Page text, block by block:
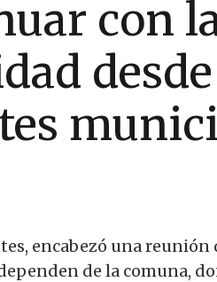
con
encabezó una reunión
de la comuna,